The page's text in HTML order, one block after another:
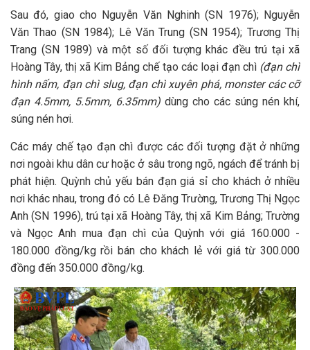
Sau đó, giao cho Nguyễn Văn Nghinh (SN 1976); Nguyễn
Văn Thao (SN 1984); Lê Văn Trung (SN 1954); Trương Thị
Trang (SN 1989) và một số đối tượng khác đều trú tại xã
Hoàng Tây, thị xã Kim Bảng chế tạo các loại đạn chì (đạn chì
hình nấm, đạn chì slug, đạn chì xuyên phá, monster các cỡ
đạn 4.5mm, 5.5mm, 6.35mm) dùng cho các súng nén khí,
súng nén hơi.
Các máy chế tạo đạn chì được các đối tượng đặt ở những
nơi ngoài khu dân cư hoặc ở sâu trong ngõ, ngách để tránh bị
phát hiện. Quỳnh chủ yếu bán đạn giá sỉ cho khách ở nhiều
nơi khác nhau, trong đó có Lê Đăng Trường, Trương Thị Ngọc
Anh (SN 1996), trú tại xã Hoàng Tây, thị xã Kim Bảng; Trường
và Ngọc Anh mua đạn chì của Quỳnh với giá 160.000 -
180.000 đồng/kg rồi bán cho khách lẻ với giá từ 300.000
đồng đến 350.000 đồng/kg.